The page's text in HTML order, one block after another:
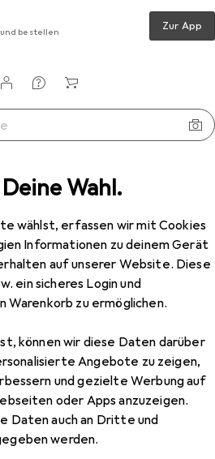
Wahl.
wählst, erfassen wir mit Cookies
Informationen zu deinem Gerät
auf unserer Website. Diese
ein sicheres Login und
Warenkorb zu ermöglichen.
können wir diese Daten darüber
Angebote zu zeigen,
und gezielte Werbung auf
oder Apps anzuzeigen.
Daten auch an Dritte und
werden.
bestellen Zur App
anzeigen
Marke gefällt mir
WaveShare